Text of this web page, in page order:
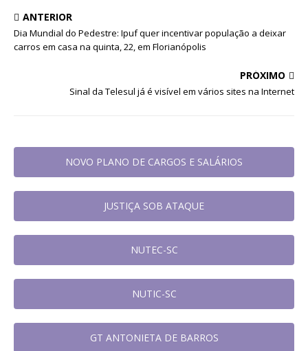
ANTERIOR
Dia Mundial do Pedestre: Ipuf quer incentivar população a deixar
carros em casa na quinta, 22, em Florianópolis
PRÓXIMO
Sinal da Telesul já é visível em vários sites na Internet
NOVO PLANO DE CARGOS E SALÁRIOS
JUSTIÇA SOB ATAQUE
NUTEC-SC
NUTIC-SC
GT ANTONIETA DE BARROS